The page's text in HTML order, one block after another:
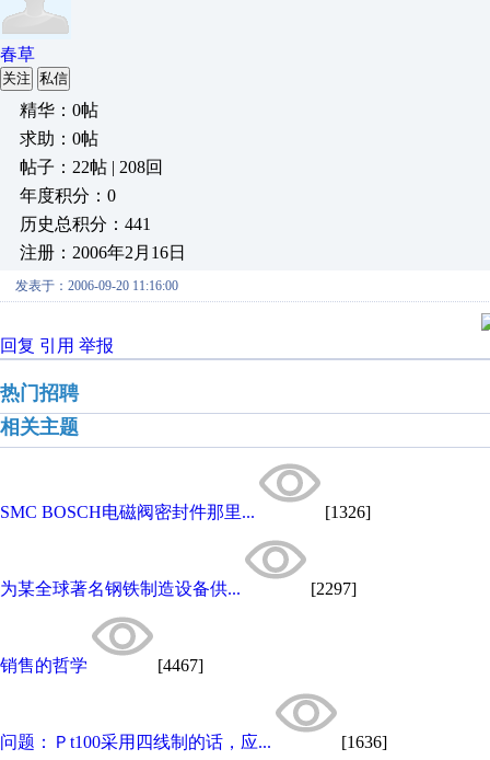
春草
关注 私信
精华：0帖
求助：0帖
帖子：22帖 | 208回
年度积分：0
历史总积分：441
注册：2006年2月16日
发表于：2006-09-20 11:16:00
回复 引用 举报
热门招聘
相关主题
SMC BOSCH电磁阀密封件那里... [1326]
为某全球著名钢铁制造设备供... [2297]
销售的哲学 [4467]
问题：Ｐt100采用四线制的话，应... [1636]